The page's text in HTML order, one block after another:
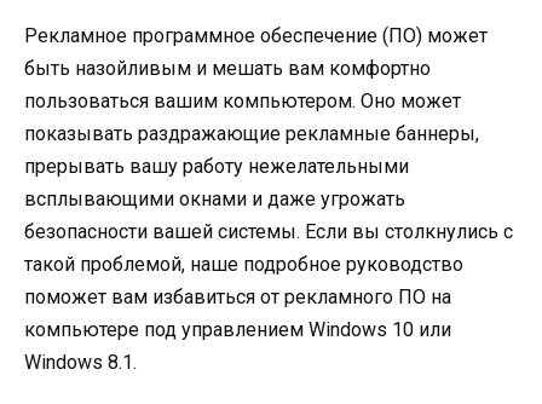
Рекламное программное обеспечение (ПО) может
быть назойливым и мешать вам комфортно
пользоваться вашим компьютером. Оно может
показывать раздражающие рекламные баннеры,
прерывать вашу работу нежелательными
всплывающими окнами и даже угрожать
безопасности вашей системы. Если вы столкнулись с
такой проблемой, наше подробное руководство
поможет вам избавиться от рекламного ПО на
компьютере под управлением Windows 10 или
Windows 8.1.